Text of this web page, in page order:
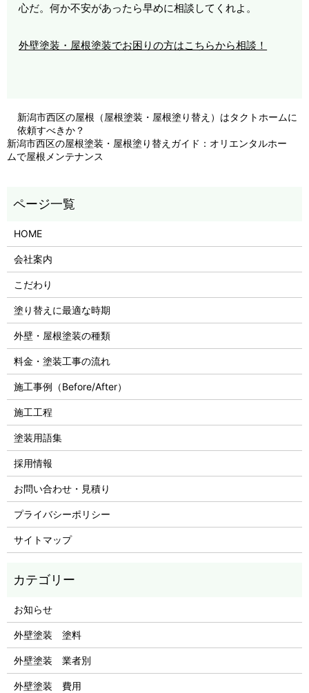
心だ。何か不安があったら早めに相談してくれよ。
外壁塗装・屋根塗装でお困りの方はこちらから相談！
新潟市西区の屋根（屋根塗装・屋根塗り替え）はタクトホームに
依頼すべきか？
新潟市西区の屋根塗装・屋根塗り替えガイド：オリエンタルホー
ムで屋根メンテナンス
HOME
会社案内
こだわり
塗り替えに最適な時期
外壁・屋根塗装の種類
料金・塗装工事の流れ
施工事例（Before/After）
施工工程
塗装用語集
採用情報
お問い合わせ・見積り
プライバシーポリシー
サイトマップ
お知らせ
外壁塗装 塗料
外壁塗装 業者別
外壁塗装 費用